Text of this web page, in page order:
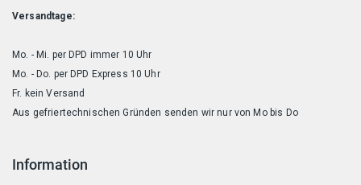
Versandtage:
Mo. - Mi. per DPD immer 10 Uhr
Mo. - Do. per DPD Express 10 Uhr
Fr. kein Versand
Aus gefriertechnischen Gründen senden wir nur von Mo bis Do
Information